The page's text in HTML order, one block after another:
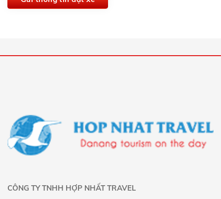
CÔNG TY TNHH HỢP NHẤT TRAVEL